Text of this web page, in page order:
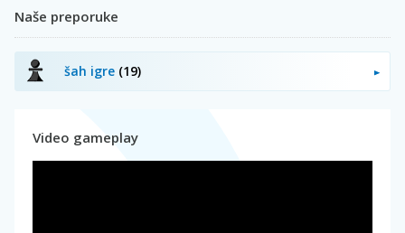
Naše preporuke
šah igre (19)
Video gameplay